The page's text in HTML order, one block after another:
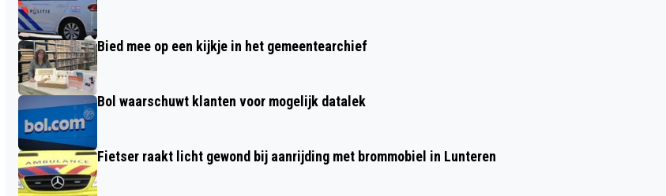
Bied mee op een kijkje in het gemeentearchief
Bol waarschuwt klanten voor mogelijk datalek
Fietser raakt licht gewond bij aanrijding met brommobiel in Lunteren